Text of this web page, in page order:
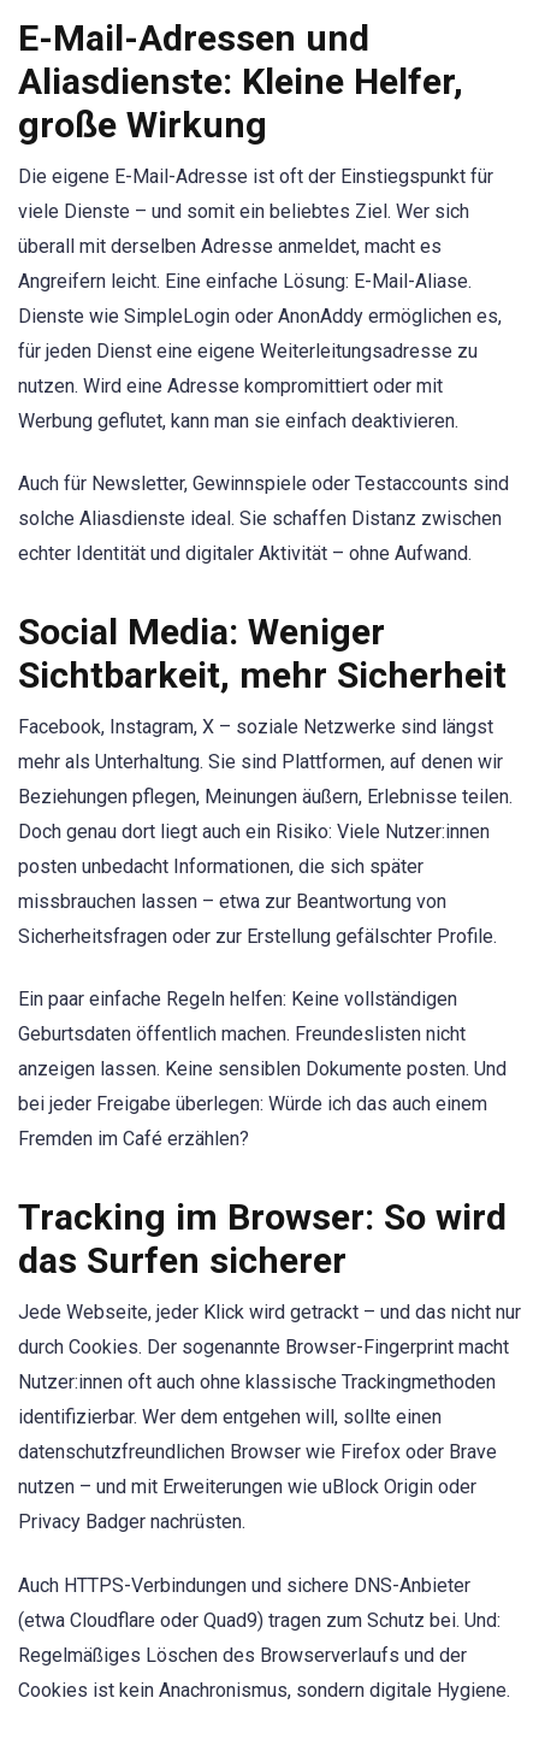
E-Mail-Adressen und
Aliasdienste: Kleine Helfer,
große Wirkung
Die eigene E-Mail-Adresse ist oft der Einstiegspunkt für
viele Dienste – und somit ein beliebtes Ziel. Wer sich
überall mit derselben Adresse anmeldet, macht es
Angreifern leicht. Eine einfache Lösung: E-Mail-Aliase.
Dienste wie SimpleLogin oder AnonAddy ermöglichen es,
für jeden Dienst eine eigene Weiterleitungsadresse zu
nutzen. Wird eine Adresse kompromittiert oder mit
Werbung geflutet, kann man sie einfach deaktivieren.
Auch für Newsletter, Gewinnspiele oder Testaccounts sind
solche Aliasdienste ideal. Sie schaffen Distanz zwischen
echter Identität und digitaler Aktivität – ohne Aufwand.
Social Media: Weniger
Sichtbarkeit, mehr Sicherheit
Facebook, Instagram, X – soziale Netzwerke sind längst
mehr als Unterhaltung. Sie sind Plattformen, auf denen wir
Beziehungen pflegen, Meinungen äußern, Erlebnisse teilen.
Doch genau dort liegt auch ein Risiko: Viele Nutzer:innen
posten unbedacht Informationen, die sich später
missbrauchen lassen – etwa zur Beantwortung von
Sicherheitsfragen oder zur Erstellung gefälschter Profile.
Ein paar einfache Regeln helfen: Keine vollständigen
Geburtsdaten öffentlich machen. Freundeslisten nicht
anzeigen lassen. Keine sensiblen Dokumente posten. Und
bei jeder Freigabe überlegen: Würde ich das auch einem
Fremden im Café erzählen?
Tracking im Browser: So wird
das Surfen sicherer
Jede Webseite, jeder Klick wird getrackt – und das nicht nur
durch Cookies. Der sogenannte Browser-Fingerprint macht
Nutzer:innen oft auch ohne klassische Trackingmethoden
identifizierbar. Wer dem entgehen will, sollte einen
datenschutzfreundlichen Browser wie Firefox oder Brave
nutzen – und mit Erweiterungen wie uBlock Origin oder
Privacy Badger nachrüsten.
Auch HTTPS-Verbindungen und sichere DNS-Anbieter
(etwa Cloudflare oder Quad9) tragen zum Schutz bei. Und:
Regelmäßiges Löschen des Browserverlaufs und der
Cookies ist kein Anachronismus, sondern digitale Hygiene.